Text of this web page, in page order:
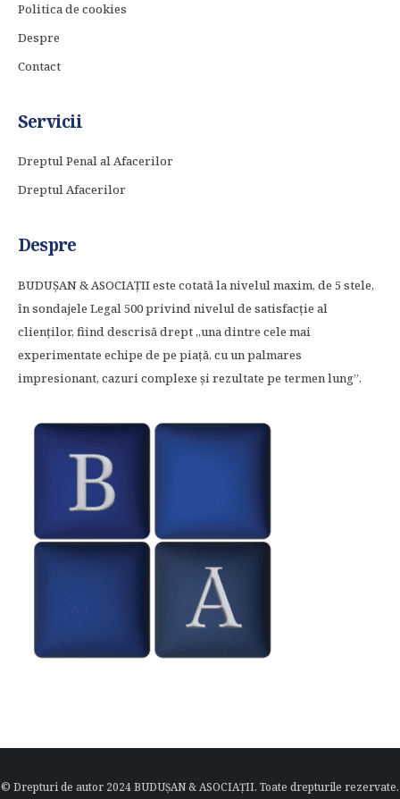
Politica de cookies
Despre
Contact
Servicii
Dreptul Penal al Afacerilor
Dreptul Afacerilor
Despre
BUDUȘAN & ASOCIAȚII este cotată la nivelul maxim, de 5 stele,
în sondajele Legal 500 privind nivelul de satisfacție al
clienților, fiind descrisă drept „una dintre cele mai
experimentate echipe de pe piață, cu un palmares
impresionant, cazuri complexe și rezultate pe termen lung”.
© Drepturi de autor 2024 BUDUȘAN & ASOCIAȚII. Toate drepturile rezervate.